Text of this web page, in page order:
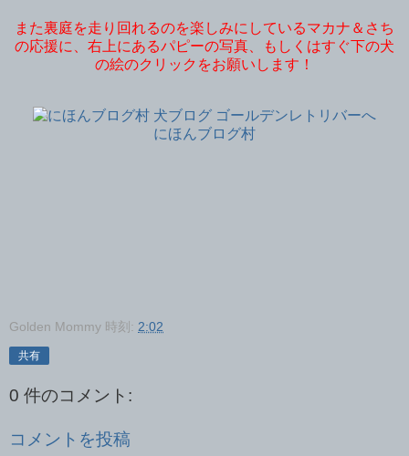
また裏庭を走り回れるのを楽しみにしているマカナ＆さち
の応援に、右上にあるパピーの写真、もしくはすぐ下の犬
の絵のクリックをお願いします！
にほんブログ村
Golden Mommy 時刻: 2:02
共有
0 件のコメント:
コメントを投稿